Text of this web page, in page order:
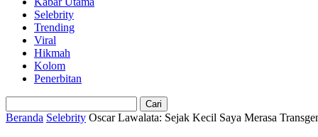
Selebrity
Trending
Viral
Hikmah
Kolom
Penerbitan
Beranda Selebrity Oscar Lawalata: Sejak Kecil Saya Merasa